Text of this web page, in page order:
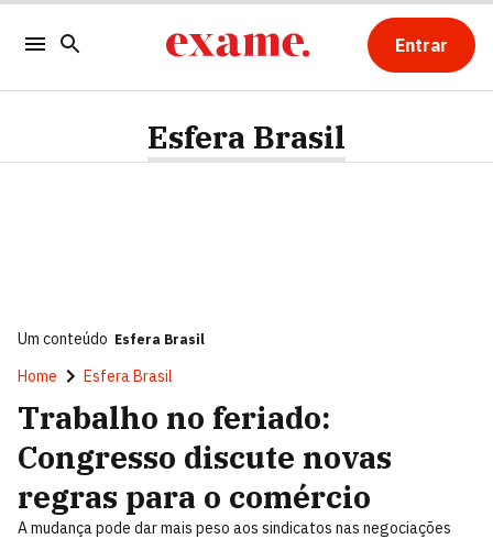
Entrar
Esfera Brasil
Um conteúdo Esfera Brasil
Home Esfera Brasil
Trabalho no feriado:
Congresso discute novas
regras para o comércio
A mudança pode dar mais peso aos sindicatos nas negociações